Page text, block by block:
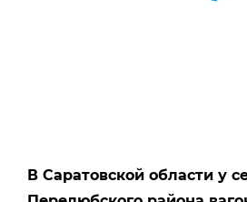
В Саратовской области у